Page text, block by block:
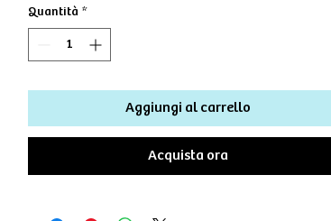
Quantità *
Aggiungi al carrello
Acquista ora